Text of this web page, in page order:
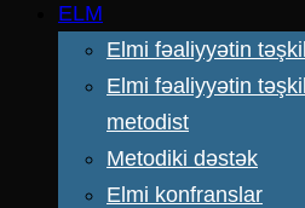
ELM
Elmi fəaliyyətin
Elmi fəaliyyətin
metodist
Metodiki dəstək
Elmi konfranslar